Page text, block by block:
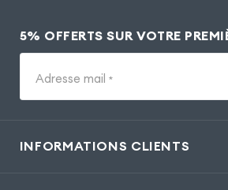
5% OFFERTS SUR VOTRE
Adresse mail *
INFORMATIONS CLIENTS